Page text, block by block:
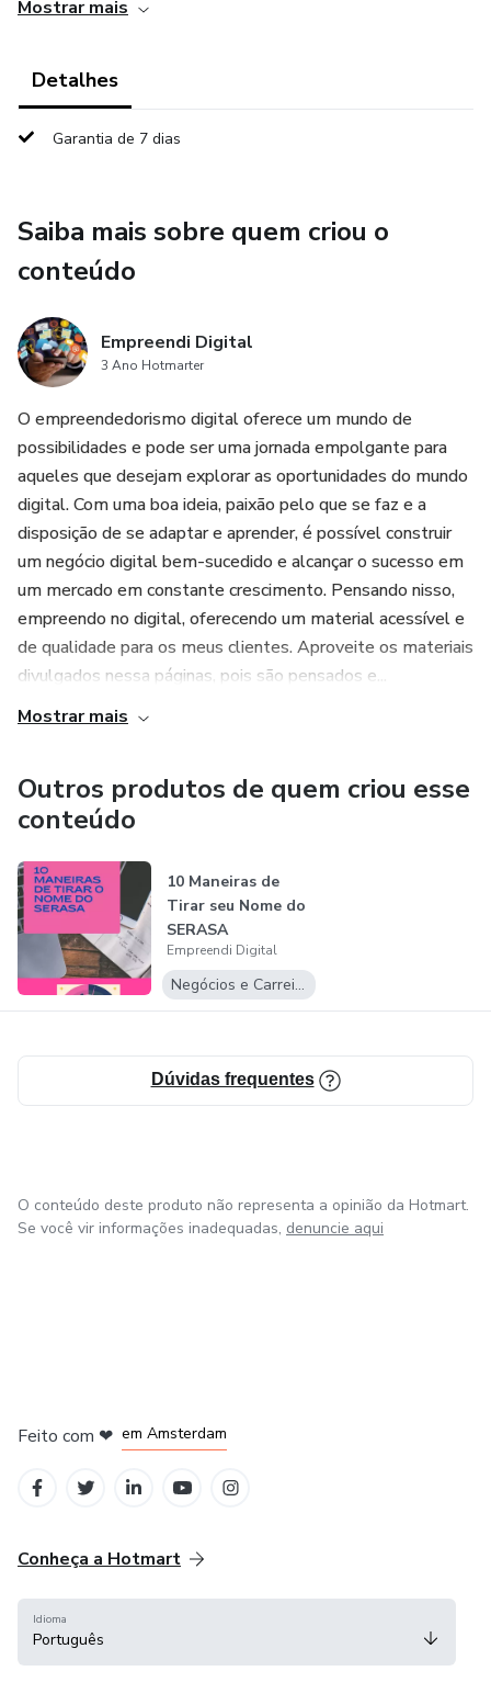
estratégias adequadas, você pode alcançar o sucesso que
Um guia abrangente para a mudança de hábitos
Benefícios adicionais do nosso ebook
Se você está realmente comprometido em alcançar um
emagrecimento saudável e duradouro, nosso ebook é o
recurso perfeito para ajudá-lo nessa jornada.
Mostrar mais
Detalhes
Garantia de 7 dias
Saiba mais sobre quem criou o
conteúdo
Empreendi Digital
3 Ano Hotmarter
O empreendedorismo digital oferece um mundo de
possibilidades e pode ser uma jornada empolgante para
aqueles que desejam explorar as oportunidades do mundo
digital. Com uma boa ideia, paixão pelo que se faz e a
disposição de se adaptar e aprender, é possível construir
um negócio digital bem-sucedido e alcançar o sucesso em
um mercado em constante crescimento. Pensando nisso,
empreendo no digital, oferecendo um material acessível e
de qualidade para os meus clientes. Aproveite os materiais
divulgados nessa páginas, pois são pensados e...
Mostrar mais
Outros produtos de quem criou esse
conteúdo
10 Maneiras de
Tirar seu Nome do
SERASA
Empreendi Digital
Negócios e Carreira
Dúvidas frequentes
O conteúdo deste produto não representa a opinião da Hotmart.
Se você vir informações inadequadas, denuncie aqui
Feito com ❤ em Amsterdam
Conheça a Hotmart
Idioma
Português